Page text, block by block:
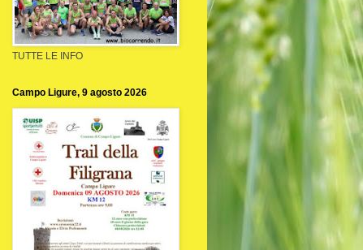
TUTTE LE INFO
Campo Ligure, 9 agosto 2026